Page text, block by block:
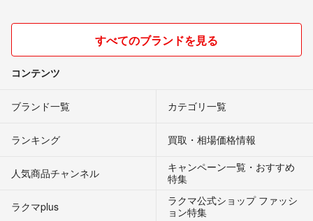
すべてのブランドを見る
コンテンツ
ブランド一覧 カテゴリ一覧
ランキング 買取・相場価格情報
人気商品チャンネル
キャンペーン一覧・おすすめ
特集
ラクマplus
ラクマ公式ショップ ファッシ
ョン特集